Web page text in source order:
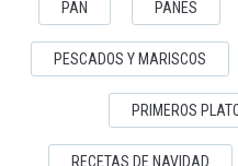
PAN PANES
PESCADOS Y MARISCOS
PRIMEROS
RECETAS DE NAVIDAD